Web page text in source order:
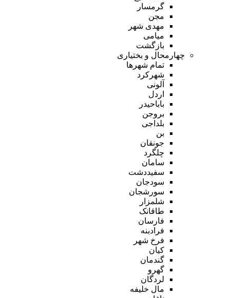
گرمسار
مجن
مهدی شهر
میامی
بازگشت
چهارمحال و بختیاری
تمام شهر‌ها
شهرکرد
آلونی
اردل
باباحیدر
بروجن
بلداجی
بن
جونقان
چلگرد
سامان
سفیددشت
سودجان
سورشجان
شلمزار
طاقانک
فارسان
فرادبنه
فرخ شهر
کیان
گندمان
گهرو
لردگان
مال خلیفه